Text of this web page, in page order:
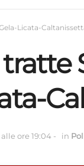
Licata-
ore 19:04 - in